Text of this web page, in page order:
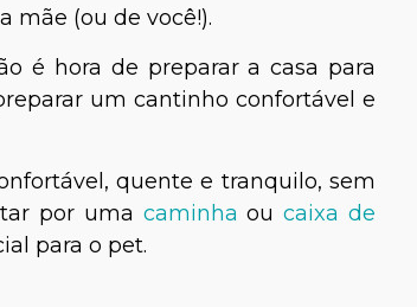
mãe (ou de você!).
é hora de preparar a casa para
um cantinho confortável e
quente e tranquilo, sem
por uma caminha oucaixa de
para o pet.